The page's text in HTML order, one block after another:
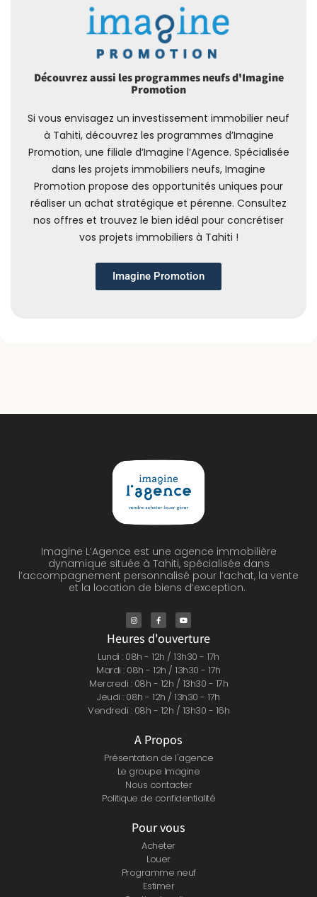
Découvrez aussi les programmes neufs d'Imagine
Promotion
Si vous envisagez un investissement immobilier neuf
à Tahiti, découvrez les programmes d’Imagine
Promotion, une filiale d’Imagine l’Agence. Spécialisée
dans les projets immobiliers neufs, Imagine
Promotion propose des opportunités uniques pour
réaliser un achat stratégique et pérenne. Consultez
nos offres et trouvez le bien idéal pour concrétiser
vos projets immobiliers à Tahiti !
Imagine Promotion
Imagine L’Agence est une agence immobilière
dynamique située à Tahiti, spécialisée dans
l’accompagnement personnalisé pour l’achat, la vente
et la location de biens d’exception.
Heures d'ouverture
Lundi : 08h - 12h / 13h30 - 17h
Mardi : 08h - 12h / 13h30 - 17h
Mercredi : 08h - 12h / 13h30 - 17h
Jeudi : 08h - 12h / 13h30 - 17h
Vendredi : 08h - 12h / 13h30 - 16h
A Propos
Présentation de l'agence
Le groupe Imagine
Nous contacter
Politique de confidentialité
Pour vous
Acheter
Louer
Programme neuf
Estimer